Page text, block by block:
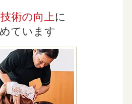
技術の向上に
ています